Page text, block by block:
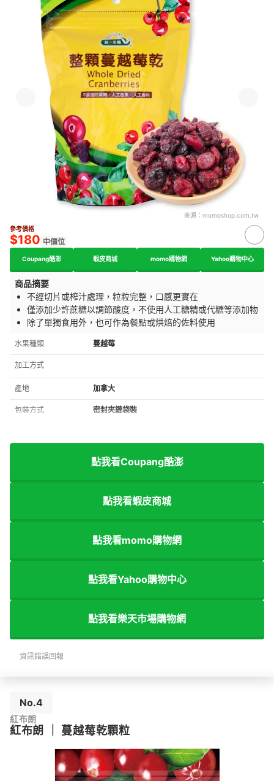
來源： momoshop.com.tw
參考價格
$180 中價位
Coupang酷澎 蝦皮商城 momo購物網 Yahoo購物中心
商品摘要
不經切片或榨汁處理，粒粒完整，口感更實在
僅添加少許蔗糖以調節酸度，不使用人工糖精或代糖等添加物
除了單獨食用外，也可作為餐點或烘焙的佐料使用
水果種類 蔓越莓
加工方式
產地 加拿大
包裝方式 密封夾鏈袋裝
點我看Coupang酷澎
點我看蝦皮商城
點我看momo購物網
點我看Yahoo購物中心
點我看樂天市場購物網
資訊錯誤回報
No.4
紅布朗
紅布朗 蔓越莓乾顆粒